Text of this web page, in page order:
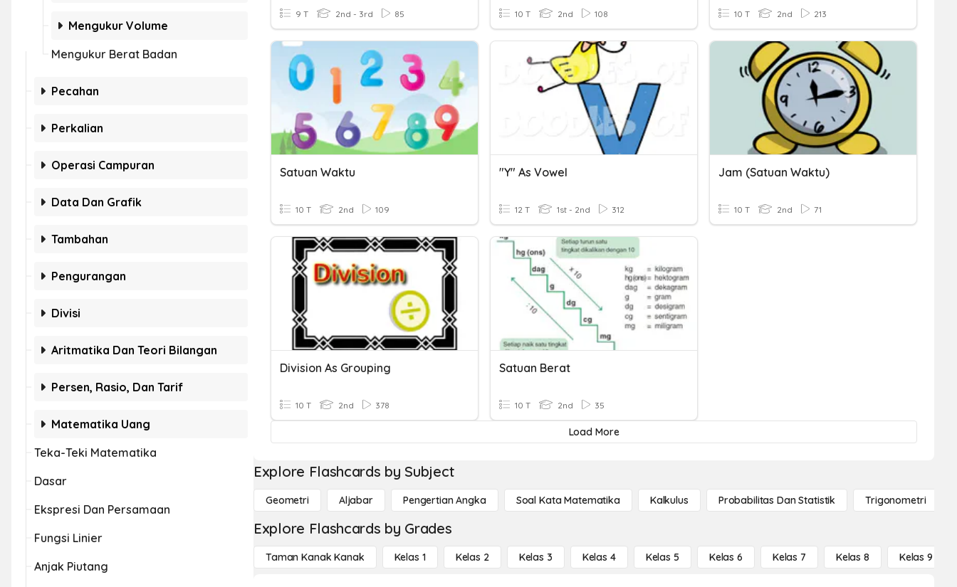
Mengukur Volume
Mengukur Berat Badan
Pecahan
Perkalian
Operasi Campuran
Data Dan Grafik
Tambahan
Pengurangan
Divisi
Aritmatika Dan Teori Bilangan
Persen, Rasio, Dan Tarif
Matematika Uang
Teka-Teki Matematika
Dasar
Ekspresi Dan Persamaan
Fungsi Linier
Anjak Piutang
9 T 2nd - 3rd 85 10 T 2nd 108 10 T 2nd 213
Satuan Waktu
10 T 2nd 109
"Y" As Vowel
12 T 1st - 2nd 312
Jam (Satuan Waktu)
10 T 2nd 71
Division As Grouping
10 T 2nd 378
Satuan Berat
10 T 2nd 35
Load More
Explore Flashcards by Subject
Geometri Aljabar Pengertian Angka Soal Kata Matematika Kalkulus Probabilitas Dan Statistik Trigonometri
Explore Flashcards by Grades
Taman Kanak Kanak Kelas 1 Kelas 2 Kelas 3 Kelas 4 Kelas 5 Kelas 6 Kelas 7 Kelas 8 Kelas 9